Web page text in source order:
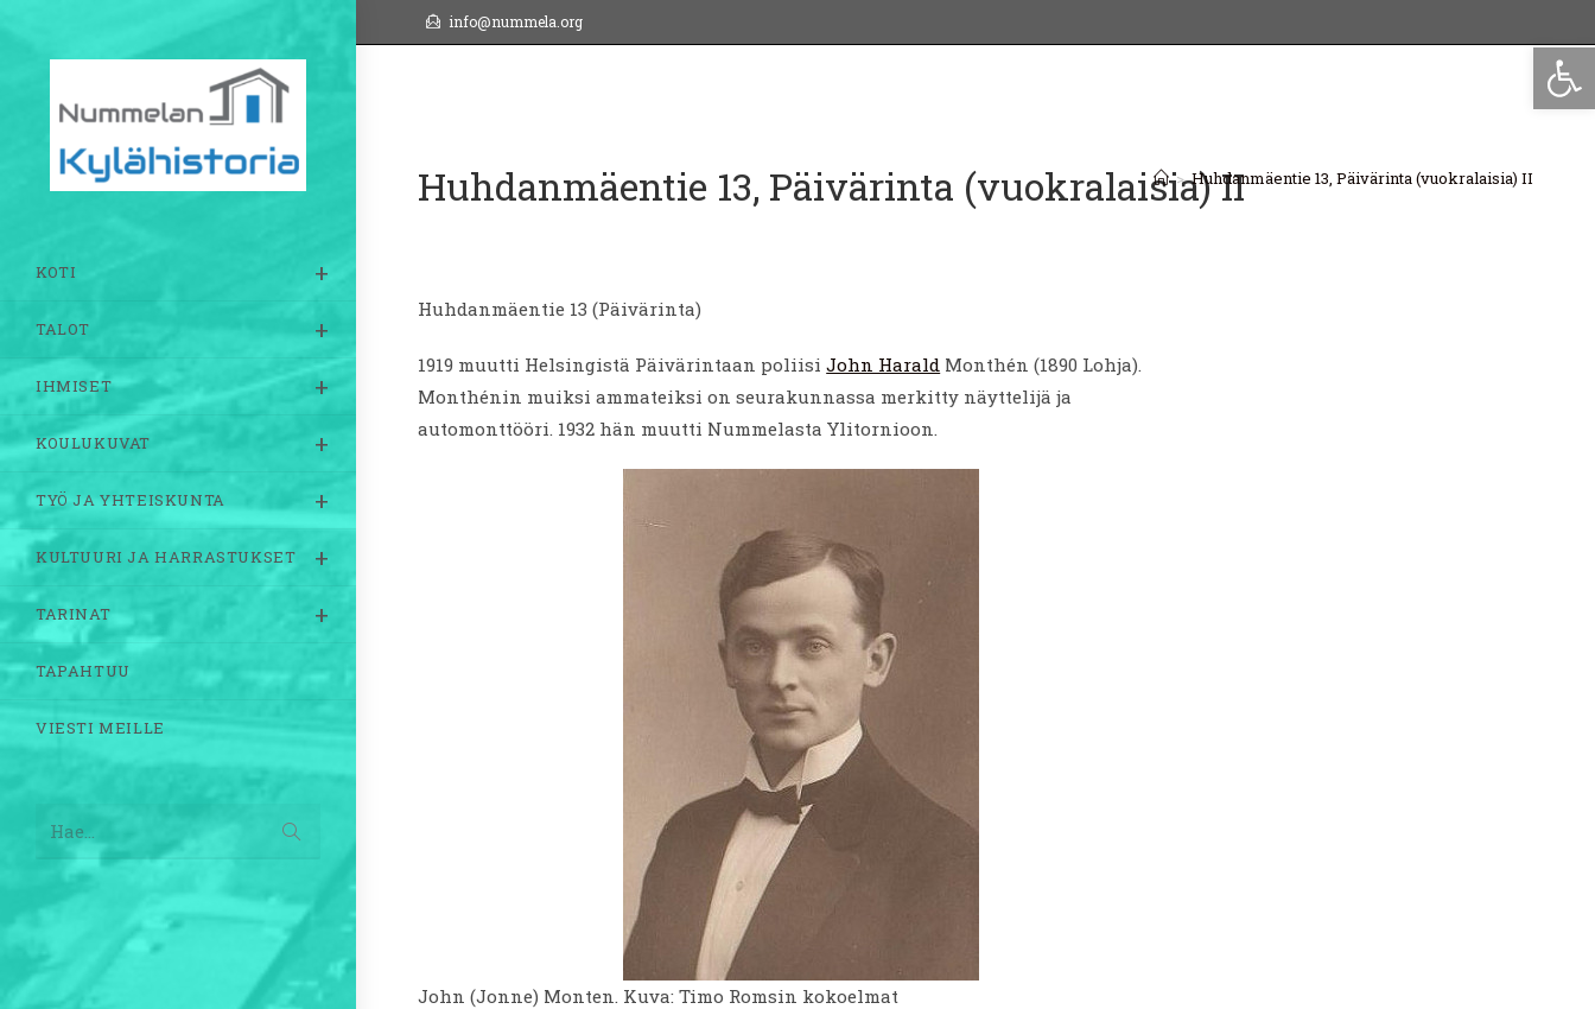
suoraan
info@nummela.org
KOTI
TALOT
IHMISET
KOULUKUVAT
TYÖ JA YHTEISKUNTA
KULTUURI JA HARRASTUKSET
TARINAT
TAPAHTUU
VIESTI MEILLE
Hae...
haku
Huhdanmäentie 13, Päivärinta (vuokralaisia) II
> Huhdanmäentie 13, Päivärinta (vuokralaisia) II
Huhdanmäentie 13 (Päivärinta)
1919 muutti Helsingistä Päivärintaan poliisiJohn Harald Monthén (1890 Lohja).
Monthénin muiksi ammateiksi on seurakunnassa merkitty näyttelijä ja
automonttööri. 1932 hän muutti Nummelasta Ylitornioon.
John (Jonne) Monten. Kuva: Timo Romsin kokoelmat